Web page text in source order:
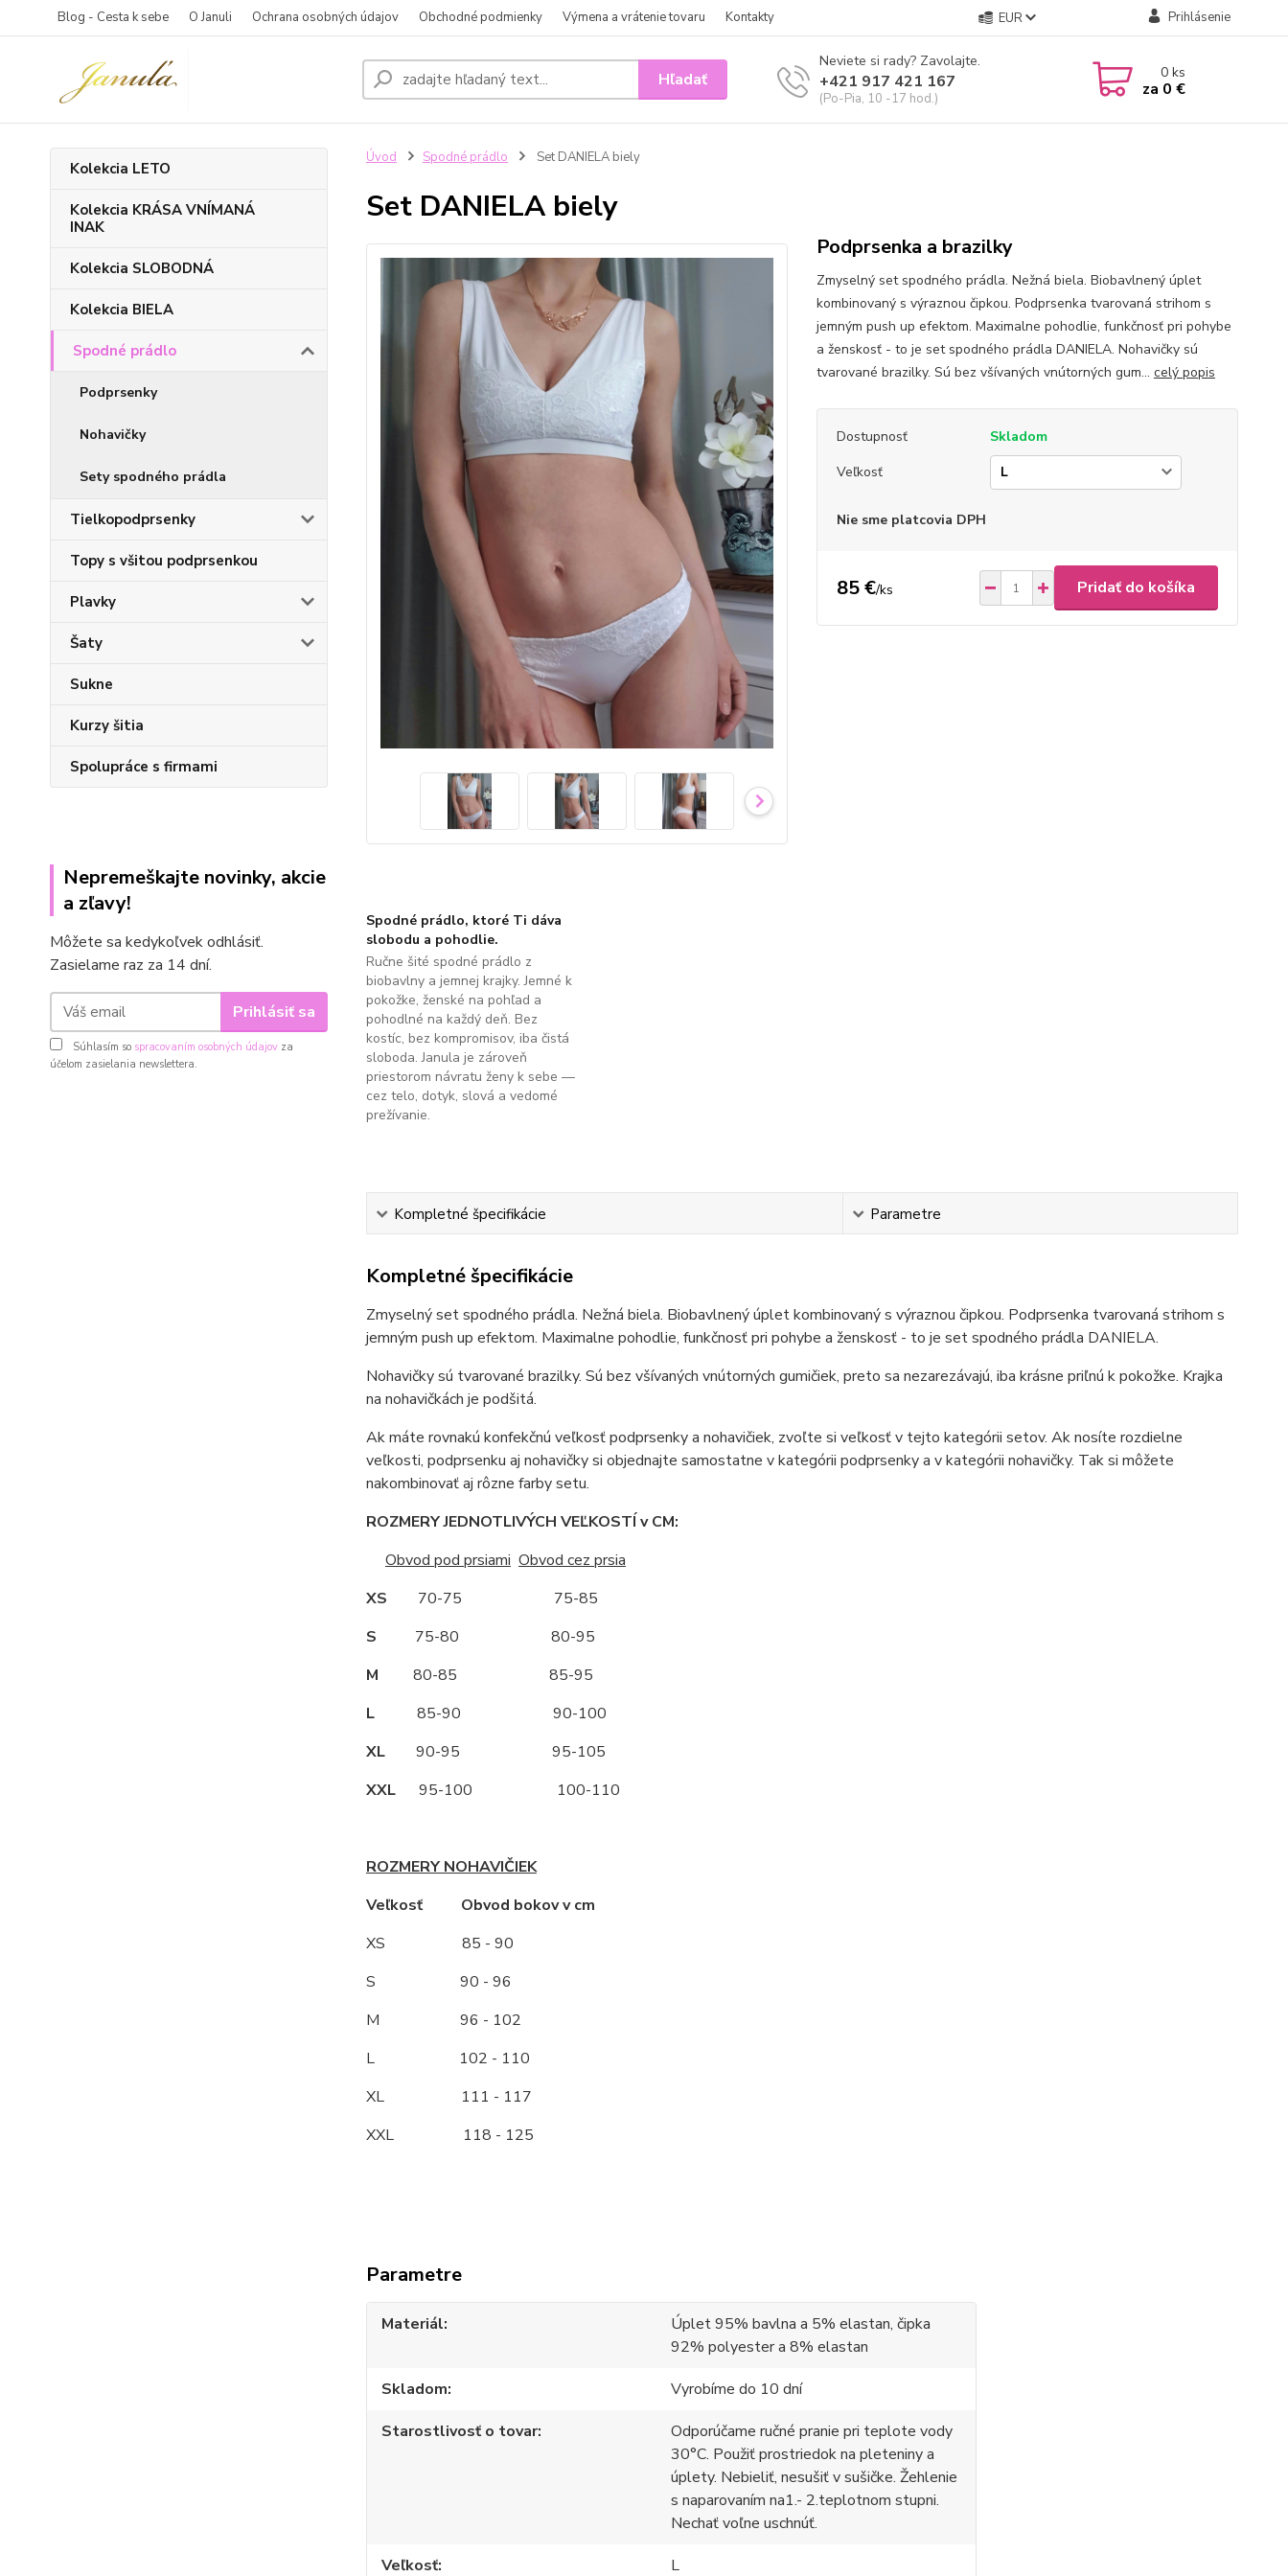
Blog - Cesta k sebe O Januli Ochrana osobných údajov Obchodné podmienky Výmena a vrátenie tovaru Kontakty EUR Prihlásenie
Hľadať
Neviete si rady? Zavolajte.
+421 917 421 167
(Po-Pia, 10 -17 hod.)
0ks
za 0 €
Kolekcia LETO
Kolekcia KRÁSA VNÍMANÁ
INAK
Kolekcia SLOBODNÁ
Kolekcia BIELA
Spodné prádlo
Podprsenky
Nohavičky
Sety spodného prádla
Tielkopodprsenky
Topy s všitou podprsenkou
Plavky
Šaty
Sukne
Kurzy šitia
Spolupráce s firmami
Nepremeškajte novinky, akcie
a zľavy!
Môžete sa kedykoľvek odhlásiť.
Zasielame raz za 14 dní.
Prihlásiť sa
Súhlasím so spracovaním osobných údajov za
účelom zasielania newslettera.
Úvod Spodné prádlo Set DANIELA biely
Set DANIELA biely
Podprsenka a brazilky
Zmyselný set spodného prádla. Nežná biela. Biobavlnený úplet
kombinovaný s výraznou čipkou. Podprsenka tvarovaná strihom s
jemným push up efektom. Maximalne pohodlie, funkčnosť pri pohybe
a ženskosť - to je set spodného prádla DANIELA. Nohavičky sú
tvarované brazilky. Sú bez všívaných vnútorných gum... celý popis
Dostupnosť
Skladom
Veľkosť
Nie sme platcovia DPH
85 €/ks Pridať do košíka
Spodné prádlo, ktoré Ti dáva
slobodu a pohodlie.
Ručne šité spodné prádlo z
biobavlny a jemnej krajky. Jemné k
pokožke, ženské na pohľad a
pohodlné na každý deň. Bez
kostíc, bez kompromisov, iba čistá
sloboda. Janula je zároveň
priestorom návratu ženy k sebe —
cez telo, dotyk, slová a vedomé
prežívanie.
Kompletné špecifikácie Parametre
Kompletné špecifikácie
Zmyselný set spodného prádla. Nežná biela. Biobavlnený úplet kombinovaný s výraznou čipkou. Podprsenka tvarovaná strihom s
jemným push up efektom. Maximalne pohodlie, funkčnosť pri pohybe a ženskosť - to je set spodného prádla DANIELA.
Nohavičky sú tvarované brazilky. Sú bez všívaných vnútorných gumičiek, preto sa nezarezávajú, iba krásne priľnú k pokožke. Krajka
na nohavičkách je podšitá.
Ak máte rovnakú konfekčnú veľkosť podprsenky a nohavičiek, zvoľte si veľkosť v tejto kategórii setov. Ak nosíte rozdielne
veľkosti, podprsenku aj nohavičky si objednajte samostatne v kategórii podprsenky a v kategórii nohavičky. Tak si môžete
nakombinovať aj rôzne farby setu.
ROZMERY JEDNOTLIVÝCH VEĽKOSTÍ v CM:
Obvod pod prsiami Obvod cez prsia
XS 70-75 75-85
S 75-80 80-95
M 80-85 85-95
L85-90 90-100
XL90-95 95-105
XXL95-100 100-110
ROZMERY NOHAVIČIEK
Veľkosť Obvod bokov v cm
XS
85 - 90
S 90 - 96
M
96 - 102
L 102 - 110
XL 111 - 117
XXL 118 - 125
Parametre
Materiál
Úplet 95% bavlna a 5% elastan, čipka
92% polyester a 8% elastan
Skladom
Vyrobíme do 10 dní
Starostlivosť o tovar
Odporúčame ručné pranie pri teplote vody
30°C. Použiť prostriedok na pleteniny a
úplety. Nebieliť, nesušiť v sušičke. Žehlenie
s naparovaním na1.- 2.teplotnom stupni.
Nechať voľne uschnúť.
Veľkosť
L